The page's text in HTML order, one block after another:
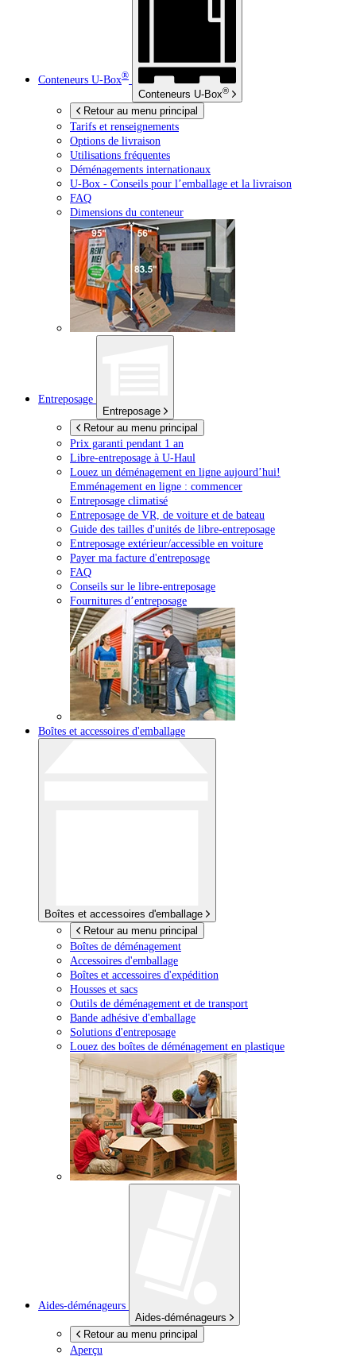
Conteneurs U-Box®
Conteneurs U-Box®
Retour au menu principal
Tarifs et renseignements
Options de livraison
Utilisations fréquentes
Déménagements internationaux
U-Box - Conseils pour l’emballage et la livraison
FAQ
Dimensions du conteneur
Entreposage
Entreposage
Retour au menu principal
Prix garanti pendant 1 an
Libre-entreposage à U-Haul
Louez un déménagement en ligne aujourd’hui!
Emménagement en ligne : commencer
Entreposage climatisé
Entreposage de VR, de voiture et de bateau
Guide des tailles d'unités de libre-entreposage
Entreposage extérieur/accessible en voiture
Payer ma facture d'entreposage
FAQ
Conseils sur le libre-entreposage
Fournitures d’entreposage
Boîtes et accessoires d'emballage
Boîtes et accessoires d'emballage
Retour au menu principal
Boîtes de déménagement
Accessoires d'emballage
Boîtes et accessoires d'expédition
Housses et sacs
Outils de déménagement et de transport
Bande adhésive d'emballage
Solutions d'entreposage
Louez des boîtes de déménagement en plastique
Aides-déménageurs
Aides-déménageurs
Retour au menu principal
Aperçu